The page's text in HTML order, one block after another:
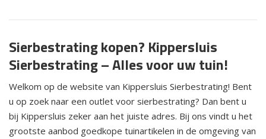
Sierbestrating kopen? Kippersluis
Sierbestrating – Alles voor uw tuin!
Welkom op de website van Kippersluis Sierbestrating! Bent
u op zoek naar een outlet voor sierbestrating? Dan bent u
bij Kippersluis zeker aan het juiste adres. Bij ons vindt u het
grootste aanbod goedkope tuinartikelen in de omgeving van